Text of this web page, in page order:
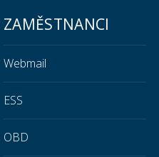
ZAMĚSTNANCI
Webmail
ESS
OBD